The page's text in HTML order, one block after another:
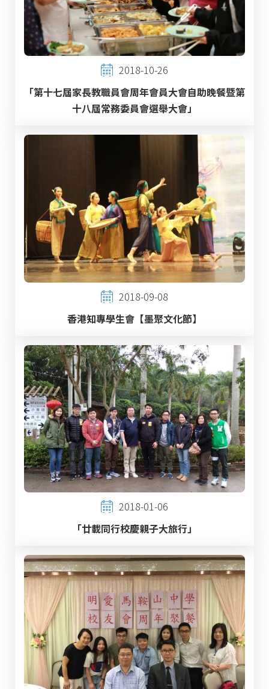
2018-10-26
「第十七屆家長教職員會周年會員大會自助晚餐暨第
十八屆常務委員會選舉大會」
2018-09-08
香港知專學生會【墨聚文化節】
2018-01-06
「廿載同行校慶親子大旅行」